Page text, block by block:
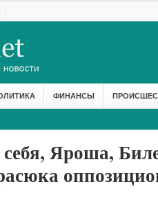
ФИНАНСЫ
Яроша,